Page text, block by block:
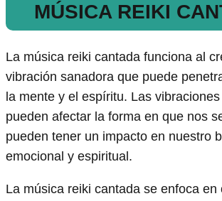
MÚSICA REIKI
La música reiki cantada funciona al
vibración sanadora que puede
la mente y el espíritu. Las
pueden afectar la forma en que nos
pueden tener un impacto en nuestro
emocional y espiritual.
La música reiki cantada se enfoca en